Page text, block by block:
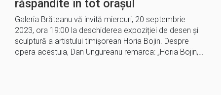
răspândite în tot orașul
Galeria Brăteanu vă invită miercuri, 20 septembrie
2023, ora 19:00 la deschiderea expoziției de desen şi
sculptură a artistului timişorean Horia Bojin. Despre
opera acestuia, Dan Ungureanu remarca: „Horia Bojin,…